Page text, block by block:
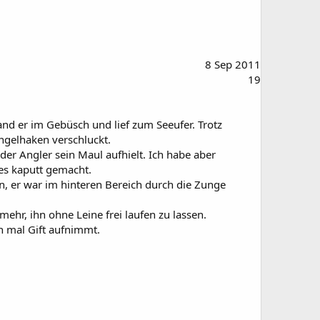
8 Sep 2011
19
er im Gebüsch und lief zum Seeufer. Trotz
verschluckt.
Angler sein Maul aufhielt. Ich habe aber
kaputt gemacht.
er war im hinteren Bereich durch die Zunge
ihn ohne Leine frei laufen zu lassen.
mal Gift aufnimmt.